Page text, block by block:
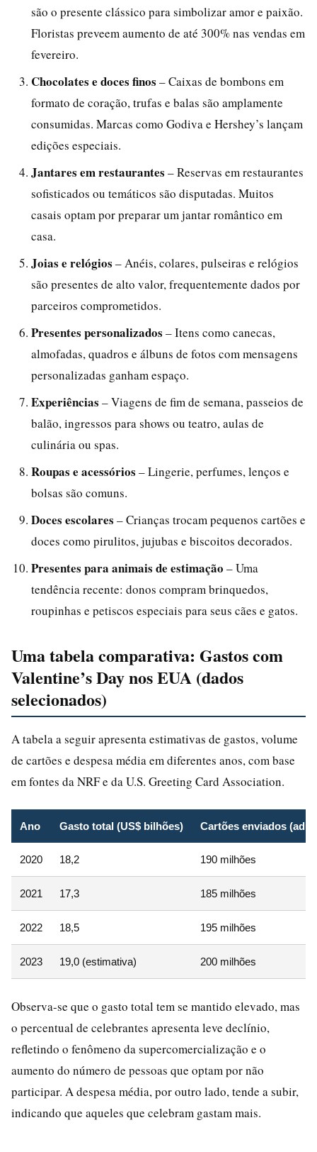
são o presente clássico para simbolizar amor e paixão.
Floristas preveem aumento de até 300% nas vendas em
fevereiro.
Chocolates e doces finos – Caixas de bombons em
formato de coração, trufas e balas são amplamente
consumidas. Marcas como Godiva e Hershey’s lançam
edições especiais.
Jantares em restaurantes – Reservas em restaurantes
sofisticados ou temáticos são disputadas. Muitos
casais optam por preparar um jantar romântico em
casa.
Joias e relógios – Anéis, colares, pulseiras e relógios
são presentes de alto valor, frequentemente dados por
parceiros comprometidos.
Presentes personalizados – Itens como canecas,
almofadas, quadros e álbuns de fotos com mensagens
personalizadas ganham espaço.
Experiências – Viagens de fim de semana, passeios de
balão, ingressos para shows ou teatro, aulas de
culinária ou spas.
Roupas e acessórios – Lingerie, perfumes, lenços e
bolsas são comuns.
Doces escolares – Crianças trocam pequenos cartões e
doces como pirulitos, jujubas e biscoitos decorados.
Presentes para animais de estimação – Uma
tendência recente: donos compram brinquedos,
roupinhas e petiscos especiais para seus cães e gatos.
Uma tabela comparativa: Gastos com
Valentine’s Day nos EUA (dados
selecionados)
A tabela a seguir apresenta estimativas de gastos, volume
de cartões e despesa média em diferentes anos, com base
em fontes da NRF e da U.S. Greeting Card Association.
Ano Gasto total (US$ bilhões) Cartões enviados
2020 18,2 190 milhões
2021 17,3 185 milhões
2022 18,5 195 milhões
2023 19,0 (estimativa) 200 milhões
Observa-se que o gasto total tem se mantido elevado, mas
o percentual de celebrantes apresenta leve declínio,
refletindo o fenômeno da supercomercialização e o
aumento do número de pessoas que optam por não
participar. A despesa média, por outro lado, tende a subir,
indicando que aqueles que celebram gastam mais.